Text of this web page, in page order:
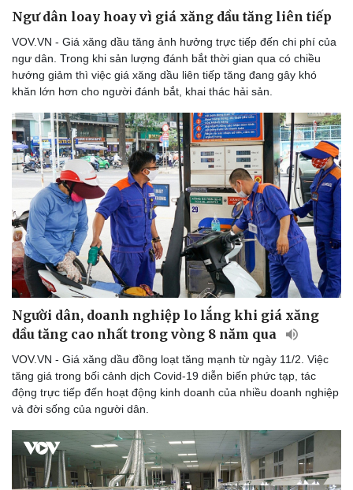
Bóng đá
Lịch thi đấu bóng đá
eSports
Hậu trường
Ô tô - Xe máy
Ô tô
Ngư dân loay hoay vì giá xăng dầu tăng liên tiếp
VOV.VN - Giá xăng dầu tăng ảnh hưởng trực tiếp đến chi phí của
ngư dân. Trong khi sản lượng đánh bắt thời gian qua có chiều
hướng giảm thì việc giá xăng dầu liên tiếp tăng đang gây khó
khăn lớn hơn cho người đánh bắt, khai thác hải sản.
Người dân, doanh nghiệp lo lắng khi giá xăng
dầu tăng cao nhất trong vòng 8 năm qua
VOV.VN - Giá xăng dầu đồng loạt tăng mạnh từ ngày 11/2. Việc
tăng giá trong bối cảnh dịch Covid-19 diễn biến phức tạp, tác
động trực tiếp đến hoạt động kinh doanh của nhiều doanh nghiệp
và đời sống của người dân.